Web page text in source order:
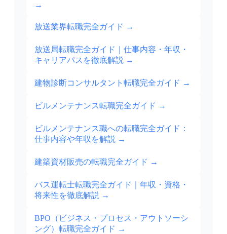
→
放送業界転職完全ガイド →
放送局転職完全ガイド｜仕事内容・年収・
キャリアパスを徹底解説 →
建物診断コンサルタント転職完全ガイド →
ビルメンテナンス転職完全ガイド →
ビルメンテナンス職への転職完全ガイド：
仕事内容や年収を解説 →
建築資材販売の転職完全ガイド →
バス運転士転職完全ガイド｜年収・資格・
将来性を徹底解説 →
BPO（ビジネス・プロセス・アウトソーシ
ング）転職完全ガイド →